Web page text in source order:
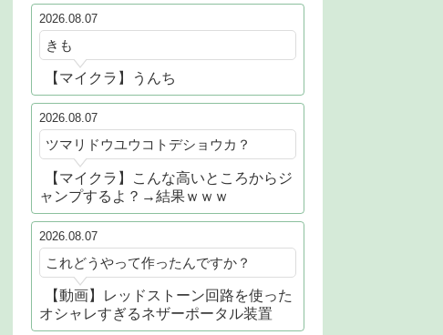
2026.08.07
きも
【マイクラ】うんち
2026.08.07
ツマリドウユウコトデショウカ？
【マイクラ】こんな高いところからジ
ャンプするよ？→結果ｗｗｗ
2026.08.07
これどうやって作ったんですか？
【動画】レッドストーン回路を使った
オシャレすぎるネザーポータル装置